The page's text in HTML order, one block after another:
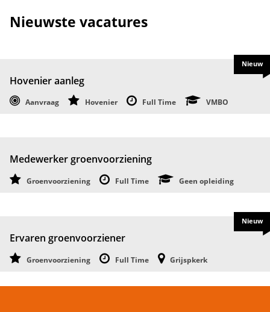
Nieuwste vacatures
Hovenier aanleg
Aanvraag Hovenier Full Time VMBO
Nieuw
Medewerker groenvoorziening
Groenvoorziening Full Time Geen opleiding
Ervaren groenvoorziener
Groenvoorziening Full Time Grijspkerk
Nieuw